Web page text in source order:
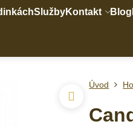
SlužbyKontakt Blog
Úvod